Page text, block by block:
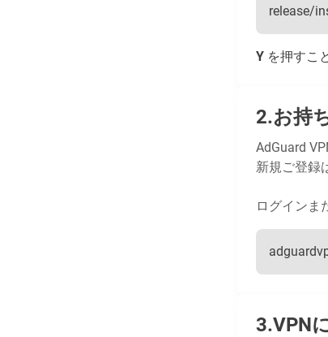
release/
Y を押すこ
お持
AdGuard
新規ご登録
ログインま
VPN